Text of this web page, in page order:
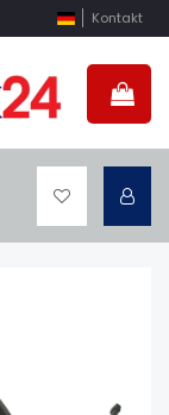
Kontakt